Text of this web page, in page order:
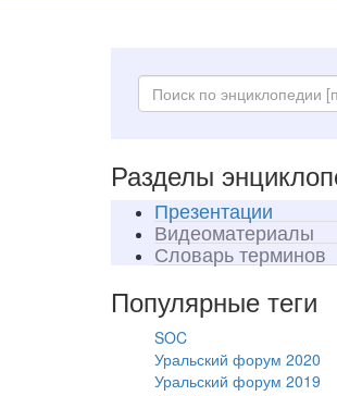
Разделы
Презентации
Видеоматериалы
Словарь терминов
Популярные теги
SOC
Уральский форум 2020
Уральский форум 2019